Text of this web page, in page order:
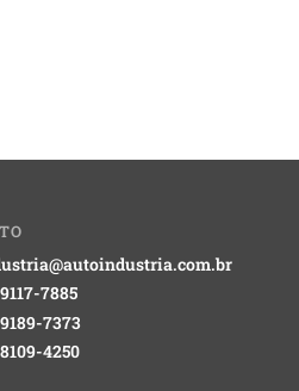
7885
7373
4250